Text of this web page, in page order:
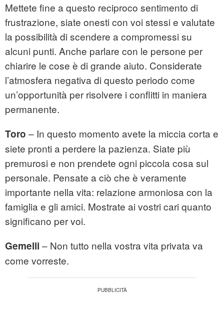
Mettete fine a questo reciproco sentimento di
frustrazione, siate onesti con voi stessi e valutate
la possibilità di scendere a compromessi su
alcuni punti. Anche parlare con le persone per
chiarire le cose è di grande aiuto. Considerate
l’atmosfera negativa di questo periodo come
un’opportunità per risolvere i conflitti in maniera
permanente.
Toro – In questo momento avete la miccia corta e
siete pronti a perdere la pazienza. Siate più
premurosi e non prendete ogni piccola cosa sul
personale. Pensate a ciò che è veramente
importante nella vita: relazione armoniosa con la
famiglia e gli amici. Mostrate ai vostri cari quanto
significano per voi.
Gemelli – Non tutto nella vostra vita privata va
come vorreste.